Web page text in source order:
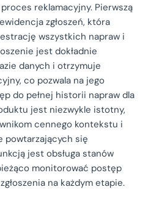
reklamacyjny. Pierwszą
zgłoszeń, która
wszystkich napraw i
jest dokładnie
danych i otrzymuje
co pozwala na jego
do pełnej historii napraw dla
jest niezwykle istotny,
cennego kontekstu i
powtarzających się
jest obsługa stanów
monitorować postęp
na każdym etapie.